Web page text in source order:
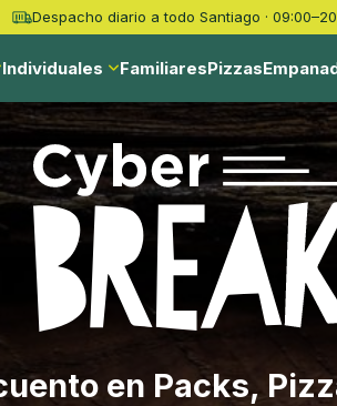
Despacho diario a todo Santiago ·
Individuales FamiliaresPizzas
en Packs,